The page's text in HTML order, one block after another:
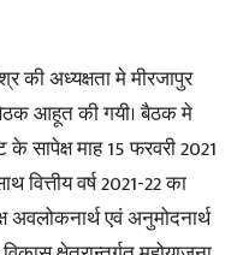
की अध्यक्षता मे मीरजापुर
बैठक आहूत की गयी। बैठक मे
सापेक्ष माह 15 फरवरी 2021
वर्ष 2021-22 का
अवलोकनार्थ एवं अनुमोदनार्थ